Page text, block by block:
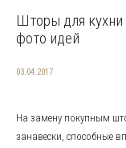
Шторы для
фото идей
03.04.2017
На замену покупным
занавески, способные